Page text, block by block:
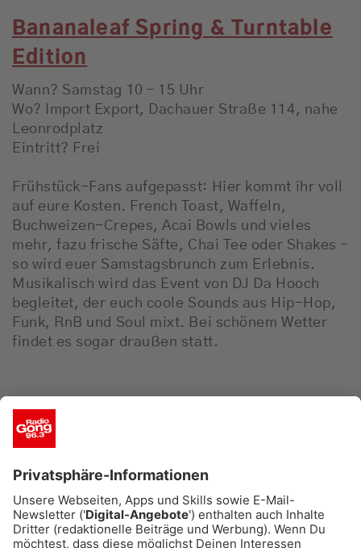
Bananaleaf Spring & Turntable
Edition
Wann? Samstag 10 – 15 Uhr
Wo? Import Export, Dachauer Straße 114, nahe
Leonrodplatz
Eintritt? Frei
Frühstück-Fans aufgepasst: Hier kommt ihr voll
auf eure Kosten. French Toast, Waffeln,
Buchweizen-Crepes, Acai Bowls und vieles
mehr, fazu frische Säfte, Chai Tee oder Shakes -
so wird euer Samstagsbrunch zum Erlebnis.
Musikalisch wird das Event von DJ Da Hooch
begleitet, der euch coole Sounds aus Hip-Hop,
Funk, RnB und Soul mixt. Bei schönem Wetter
findet es sogar draußen statt.
Fashion Block - der
Modeflohmarkt
Wann? Freitag 18 – 24 Uhr
Lokschuppen/Hirschgarten
Eintritt? 3 EUR